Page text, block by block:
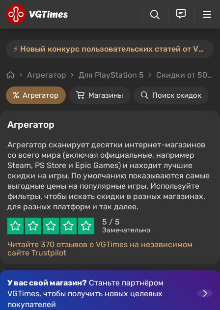
⚡️ Новый конкурс пользовательских статей от VGTimes — участвуйте тут ⚡️
Агрегатор Для PlayStation 5 Скидки от 50%
Агрегатор Магазины Поиск скидок
Агрегатор
Агрегатор сканирует десятки интернет-магазинов
со всего мира (включая официальные, например
Steam, PS Store и Epic Games) и находит лучшие
скидки на игры. По умолчанию показываются самые
выгодные цены на популярные игры. Используйте
фильтры, чтобы искать скидки в разных магазинах,
для разных платформ и так далее.
5 / 5
Замечательно
Читайте 370 отзывов о VGTimes на независимом
сайте Trustpilot
У вас свой магазин? Станьте партнёром
VGTimes, чтобы получить новых целевых
покупателей